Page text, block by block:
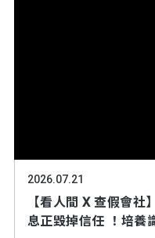
2026.07.21
【看人間 X 查假會
息正毀掉信任 ！培養